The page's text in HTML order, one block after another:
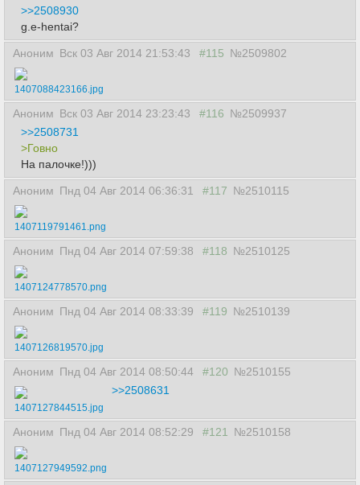
>>2508930
g.e-hentai?
Аноним Вск 03 Авг 2014 21:53:43 #115 №2509802
1407088423166.jpg
Аноним Вск 03 Авг 2014 23:23:43 #116 №2509937
>>2508731
>Говно
На палочке!)))
Аноним Пнд 04 Авг 2014 06:36:31 #117 №2510115
1407119791461.png
Аноним Пнд 04 Авг 2014 07:59:38 #118 №2510125
1407124778570.png
Аноним Пнд 04 Авг 2014 08:33:39 #119 №2510139
1407126819570.jpg
Аноним Пнд 04 Авг 2014 08:50:44 #120 №2510155
1407127844515.jpg
>>2508631
Аноним Пнд 04 Авг 2014 08:52:29 #121 №2510158
1407127949592.png